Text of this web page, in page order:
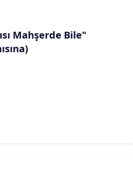
Mahşerde Bile"